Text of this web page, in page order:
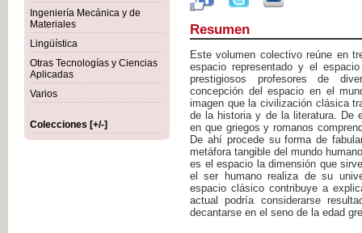
Ingeniería Mecánica y de
Materiales
Lingüística
Otras Tecnologías y Ciencias
Aplicadas
Varios
Colecciones [+/-]
Resumen
Este volumen colectivo reúne en
espacio representado y el
prestigiosos profesores de
concepción del espacio en el
imagen que la civilización clásica
de la historia y de la literatura. De
en que griegos y romanos
De ahí procede su forma de
metáfora tangible del mundo
es el espacio la dimensión que
el ser humano realiza de su
espacio clásico contribuye a
actual podría considerarse
decantarse en el seno de la edad